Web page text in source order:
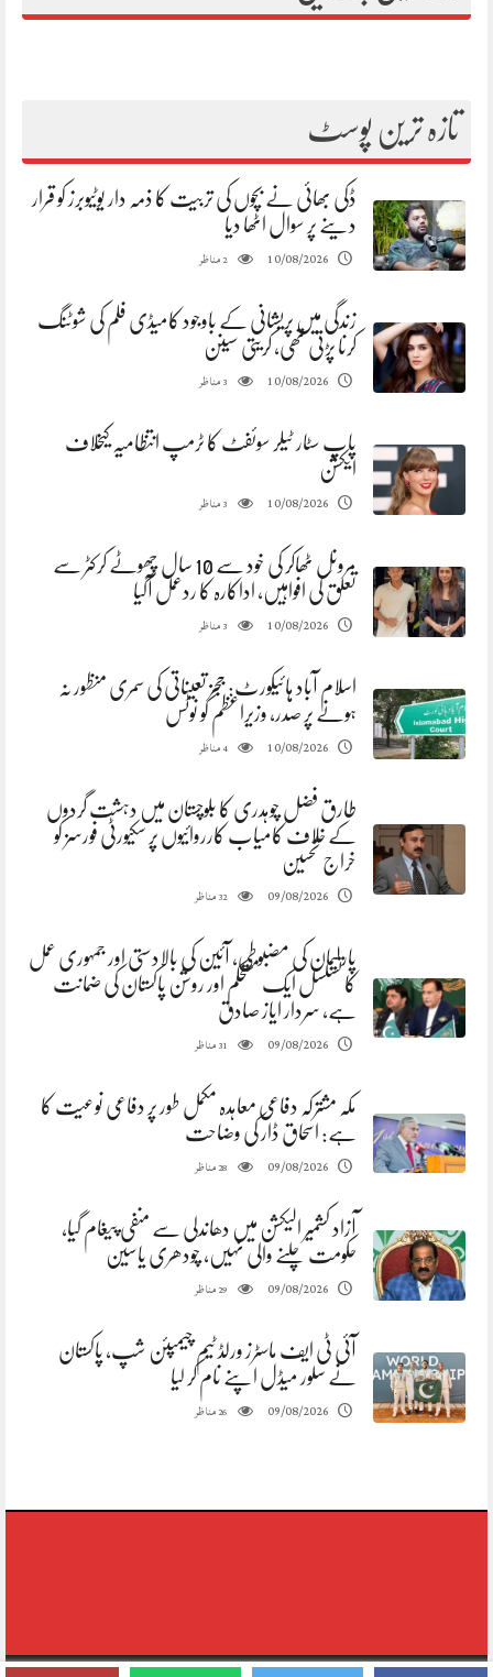
تازہ ترین پوسٹ
ڈکی بھائی نے بچوں کی تربیت کا ذمہ دار یوٹیوبرز کو قرار
دینے پر سوال اٹھا دیا
10/08/2026
2مناظر
زندگی میں پریشانی کے باوجود کامیڈی فلم کی شوٹنگ
کرنا پڑتی تھی، کریتی سینن
10/08/2026
3مناظر
پاپ سٹار ٹیلر سوئفٹ کا ٹرمپ انتظامیہ کیخلاف
ایکشن
10/08/2026
3مناظر
مرونل ٹھاکر کی خود سے 10 سال چھوٹے کرکٹر سے
تعلق کی افواہیں، اداکارہ کا ردعمل آگیا
10/08/2026
3مناظر
اسلام آباد ہائیکورٹ: ججز تعیناتی کی سمری منظور نہ
ہونے پر صدر، وزیراعظم کو نوٹس
10/08/2026
4مناظر
طارق فضل چوہدری کا بلوچستان میں دہشت گردوں
کے خلاف کامیاب کارروائیوں پر سکیورٹی فورسز کو
خراج تحسین
09/08/2026
32مناظر
پارلیمان کی مضبوطی، آئین کی بالادستی اور جمہوری عمل
کا تسلسل ایک مستحکم اور روشن پاکستان کی ضمانت
ہے، سردار ایاز صادق
09/08/2026
31مناظر
مکہ مشترکہ دفاعی معاہدہ مکمل طور پر دفاعی نوعیت کا
ہے: اسحاق ڈار کی وضاحت
09/08/2026
28مناظر
آزاد کشمیر الیکشن میں دھاندلی سے منفی پیغام گیا،
حکومت چلنے والی نہیں، چودھری یاسین
09/08/2026
29مناظر
آئی ٹی ایف ماسٹرز ورلڈ ٹیم چیمپئن شپ، پاکستان
نے سلور میڈل اپنے نام کر لیا
09/08/2026
26مناظر